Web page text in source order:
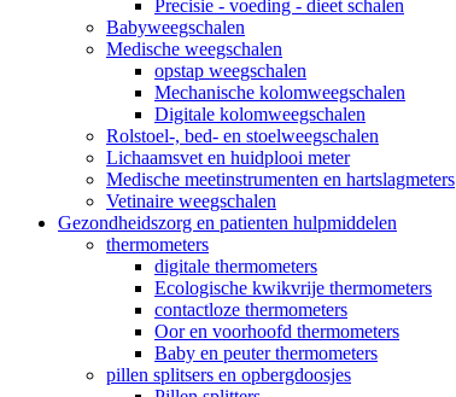
Precisie - voeding - dieet schalen
Babyweegschalen
Medische weegschalen
opstap weegschalen
Mechanische kolomweegschalen
Digitale kolomweegschalen
Rolstoel-, bed- en stoelweegschalen
Lichaamsvet en huidplooi meter
Medische meetinstrumenten en hartslagmeters
Vetinaire weegschalen
Gezondheidszorg en patienten hulpmiddelen
thermometers
digitale thermometers
Ecologische kwikvrije thermometers
contactloze thermometers
Oor en voorhoofd thermometers
Baby en peuter thermometers
pillen splitsers en opbergdoosjes